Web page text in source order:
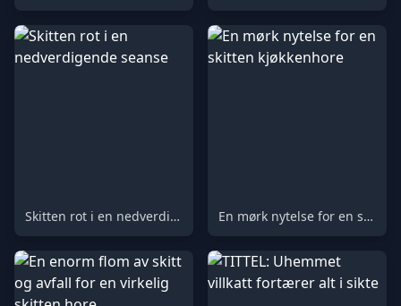
Skitten rot i en nedverdigende seanse En mørk nytelse for en skitten kjøkkenhore